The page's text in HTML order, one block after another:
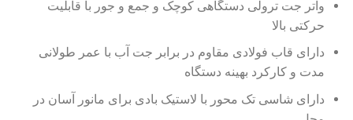
واتر جت ترولی دستگاهی کوچک و جمع و جور با قابلیت
حرکتی بالا
دارای قاب فولادی مقاوم در برابر جت آب با عمر طولانی
مدت و کارکرد بهینه دستگاه
دارای شاسی تک محور با لاستیک بادی برای مانور آسان در